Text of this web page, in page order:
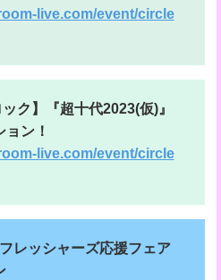
live.com/event/circle
ク】『超十代2023(仮)』
ン！
live.com/event/circle
レッシャーズ応援フェア